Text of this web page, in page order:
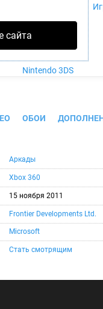
сайта
Mobile
Nintendo Wii U
Nintendo 3DS
ОБОИ
Аркады
Xbox 360
15 ноября 2011
Frontier Developments Ltd.
Microsoft
Стать смотрящим